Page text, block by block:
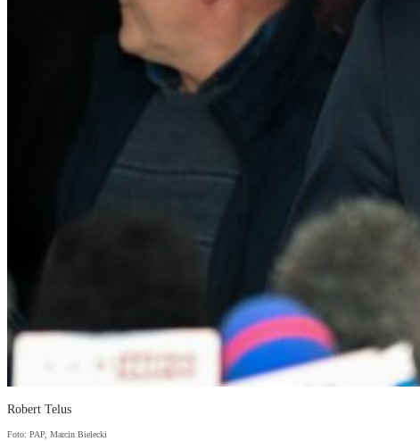
Robert Telus
Foto: PAP, Marcin Bielecki